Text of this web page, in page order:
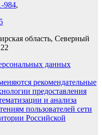
984,
область, Северный
данных
рекомендательные
предоставления
и анализа
пользователей сети
Российской